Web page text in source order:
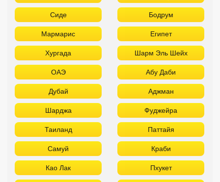
Сиде Бодрум
Мармарис Египет
Хургада Шарм Эль Шейх
ОАЭ Абу Даби
Дубай Аджман
Шарджа Фуджейра
Таиланд Паттайя
Самуй Краби
Као Лак Пхукет